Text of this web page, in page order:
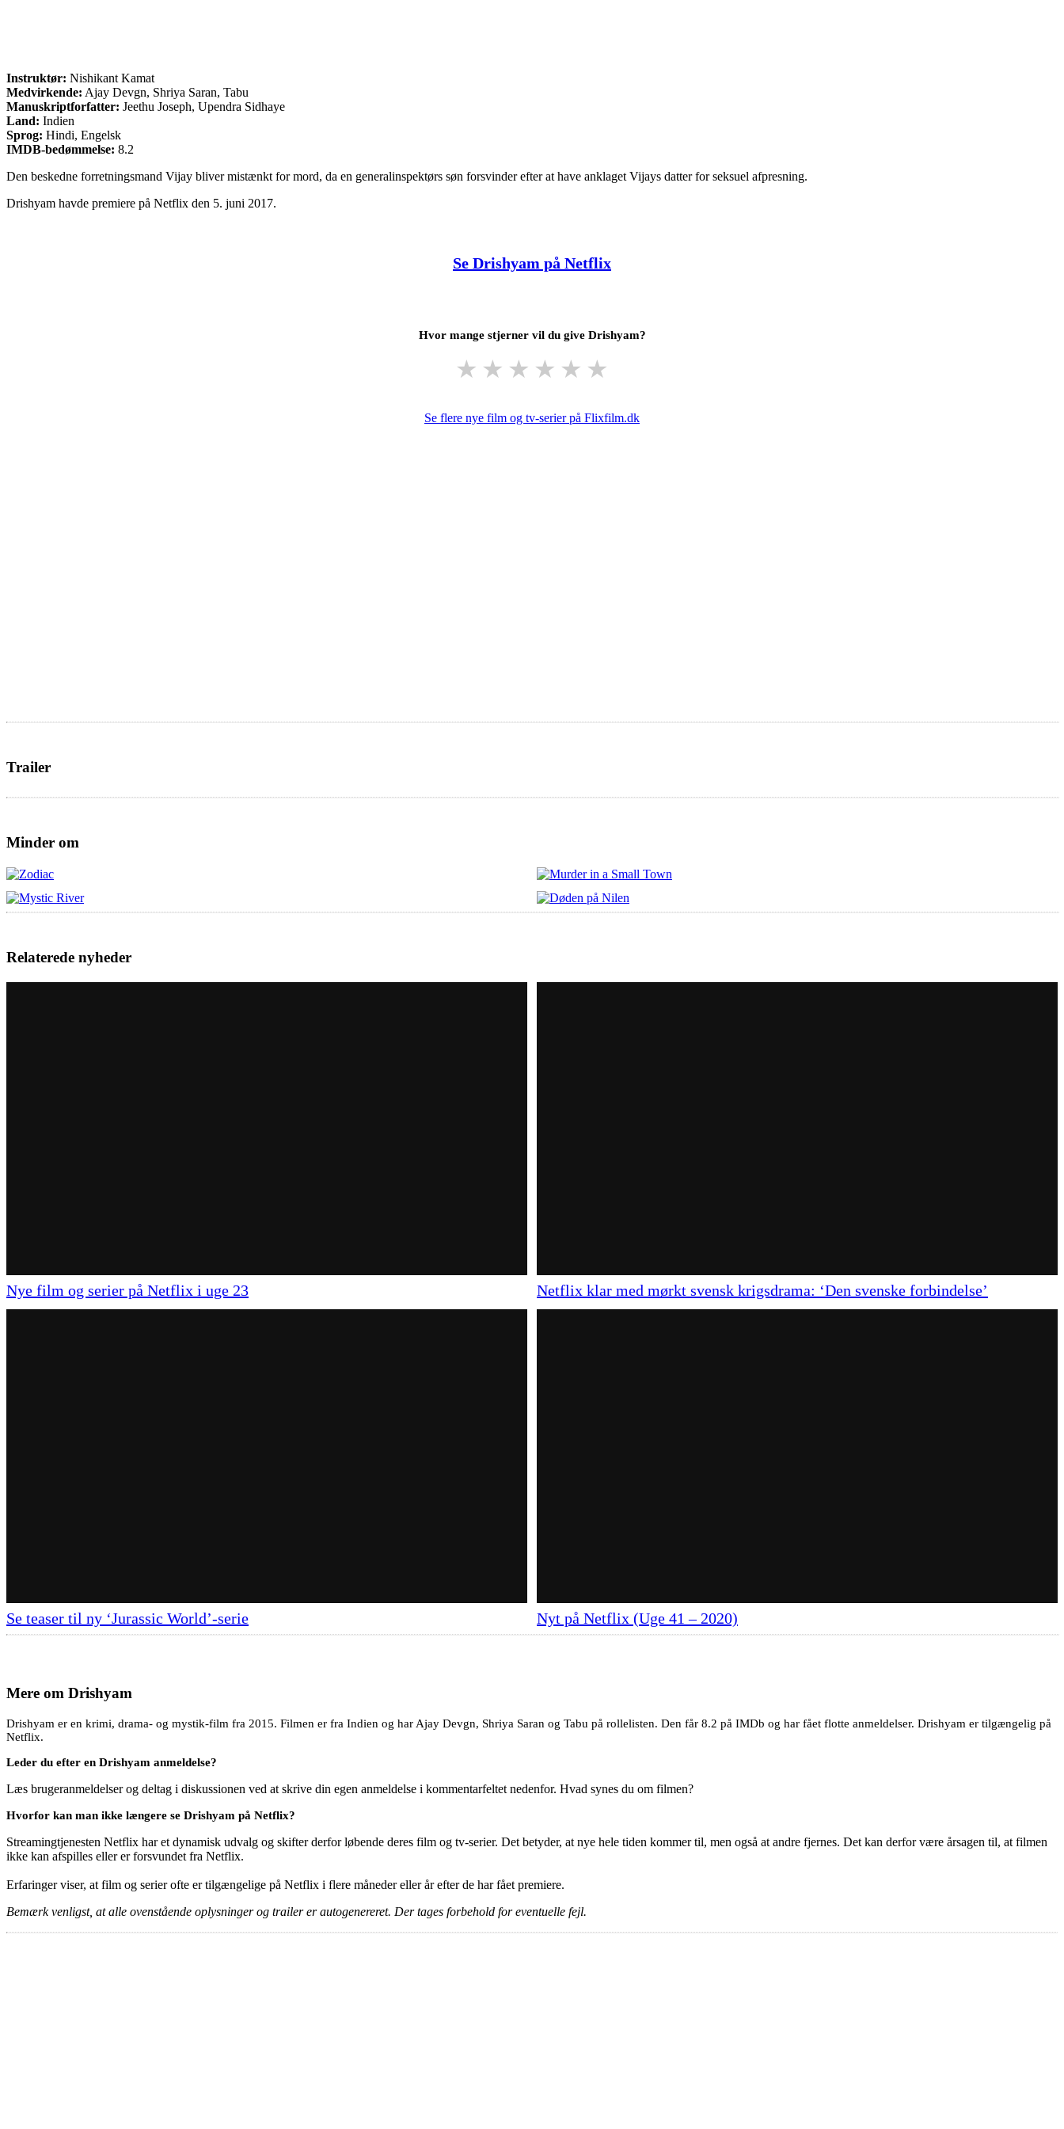
Instruktør: Nishikant Kamat
Medvirkende: Ajay Devgn, Shriya Saran, Tabu
Manuskriptforfatter: Jeethu Joseph, Upendra Sidhaye
Land: Indien
Sprog: Hindi, Engelsk
IMDB-bedømmelse: 8.2
Den beskedne forretningsmand Vijay bliver mistænkt for mord, da en generalinspektørs søn forsvinder efter at have anklaget Vijays datter for seksuel afpresning.
Drishyam havde premiere på Netflix den 5. juni 2017.
Se Drishyam på Netflix
Hvor mange stjerner vil du give Drishyam?
★ ★ ★ ★ ★ ★
Se flere nye film og tv-serier på Flixfilm.dk
Trailer
Minder om
Relaterede nyheder
Nye film og serier på Netflix i uge 23 Netflix klar med mørkt svensk krigsdrama: ‘Den svenske forbindelse’
Se teaser til ny ‘Jurassic World’-serie Nyt på Netflix (Uge 41 – 2020)
Mere om Drishyam
Drishyam er en krimi, drama- og mystik-film fra 2015. Filmen er fra Indien og har Ajay Devgn, Shriya Saran og Tabu på rollelisten. Den får 8.2 på IMDb og har fået flotte anmeldelser. Drishyam er tilgængelig på
Netflix.
Leder du efter en Drishyam anmeldelse?
Læs brugeranmeldelser og deltag i diskussionen ved at skrive din egen anmeldelse i kommentarfeltet nedenfor. Hvad synes du om filmen?
Hvorfor kan man ikke længere se Drishyam på Netflix?
Streamingtjenesten Netflix har et dynamisk udvalg og skifter derfor løbende deres film og tv-serier. Det betyder, at nye hele tiden kommer til, men også at andre fjernes. Det kan derfor være årsagen til, at filmen
ikke kan afspilles eller er forsvundet fra Netflix.
Erfaringer viser, at film og serier ofte er tilgængelige på Netflix i flere måneder eller år efter de har fået premiere.
Bemærk venligst, at alle ovenstående oplysninger og trailer er autogenereret. Der tages forbehold for eventuelle fejl.